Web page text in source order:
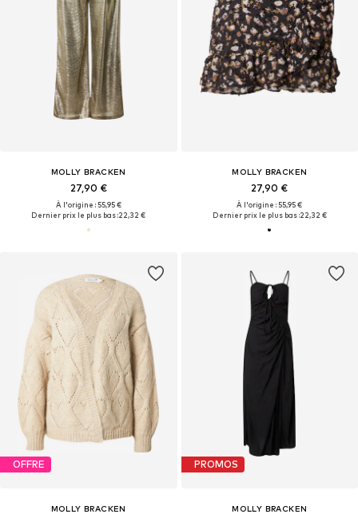
MOLLY BRACKEN
27,90 €
À l'origine : 55,95 €
Dernier prix le plus bas :22,32 €
MOLLY BRACKEN
27,90 €
À l'origine : 55,95 €
Dernier prix le plus bas :22,32 €
OFFRE
MOLLY BRACKEN
PROMOS
MOLLY BRACKEN